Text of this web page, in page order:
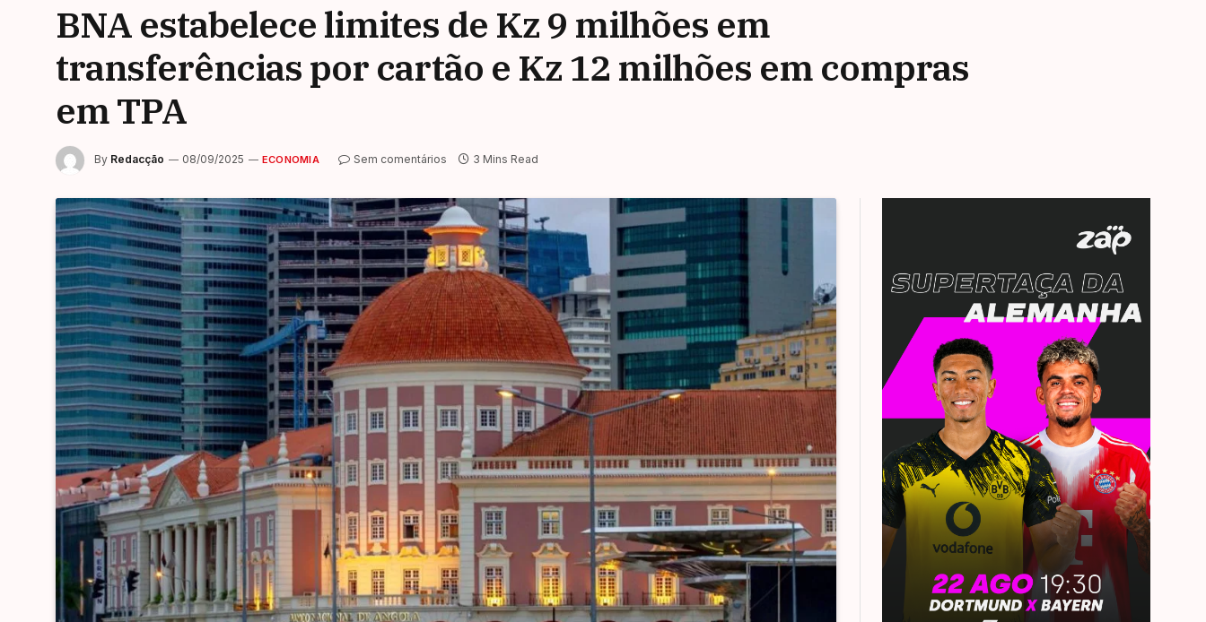
BNA estabelece limites de Kz 9 milhões em
transferências por cartão e Kz 12 milhões em compras
em TPA
By Redacção 08/09/2025 ECONOMIA Sem comentários 3 Mins Read